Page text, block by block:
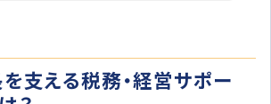
支える税務・経営サポー